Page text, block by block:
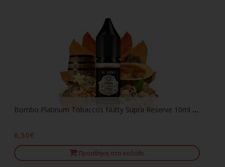
Bombo Platinum Tobaccos Nutty Supra Reserve 10ml 20mg Nic Salts
6,50€
Προσθήκη στο καλάθι